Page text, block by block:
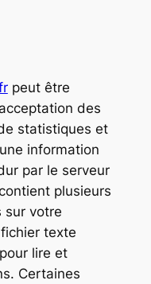
peut être
des
statistiques et
information
par le serveur
plusieurs
sur votre
texte
lire et
Certaines